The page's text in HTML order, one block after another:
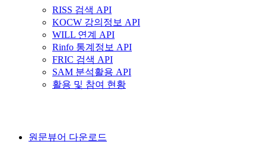
RISS 검색 API
KOCW 강의정보 API
WILL 연계 API
Rinfo 통계정보 API
FRIC 검색 API
SAM 분석활용 API
활용 및 참여 현황
원문뷰어 다운로드